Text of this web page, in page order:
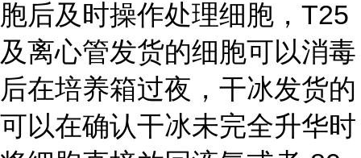
胞后及时操作处理细胞，T25
及离心管发货的细胞可以消毒
后在培养箱过夜，干冰发货的
可以在确认干冰未完全升华时